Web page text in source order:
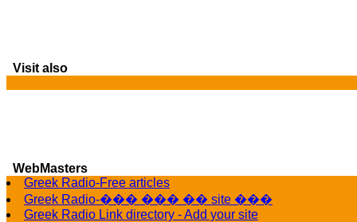
Visit also
WebMasters
Greek Radio-Free articles
Greek Radio-��� ��� �� site ���
Greek Radio Link directory - Add your site